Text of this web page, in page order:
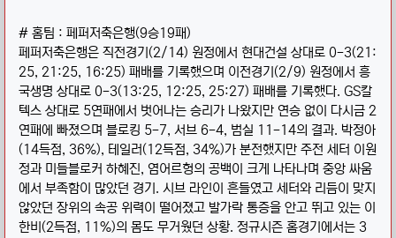
# 홈팀 : 페퍼저축은행(9승19패)
페퍼저축은행은 직전경기(2/14) 원정에서 현대건설 상대로 0-3(21:
25, 21:25, 16:25) 패배를 기록했으며 이전경기(2/9) 원정에서 흥
국생명 상대로 0-3(13:25, 12:25, 25:27) 패배를 기록했다. GS칼
텍스 상대로 5연패에서 벗어나는 승리가 나왔지만 연승 없이 다시금 2
연패에 빠졌으며 블로킹 5-7, 서브 6-4, 범실 11-14의 결과. 박정아
(14득점, 36%), 테일러(12득점, 34%)가 분전했지만 주전 세터 이원
정과 미들블로커 하혜진, 염어르헝의 공백이 크게 나타나며 중앙 싸움
에서 부족함이 많았던 경기. 시브 라인이 흔들였고 세터와 리듬이 맞지
않았던 장위의 속공 위력이 떨어졌고 발가락 통증을 안고 뛰고 있는 이
한비(2득점, 11%)의 몸도 무거웠던 상황. 정규시즌 홈경기에서는 3